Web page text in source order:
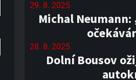
29. 8. 2025
Michal
28. 8. 2025
Dolní Bousov